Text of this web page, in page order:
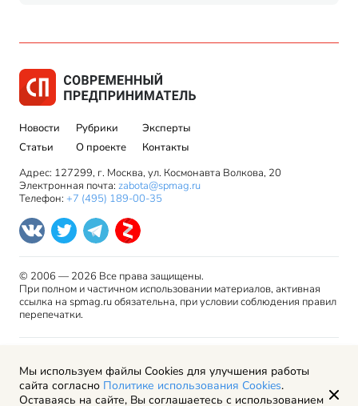
Новости
Статьи
Рубрики
О проекте
Эксперты
Контакты
Адрес: 127299, г. Москва, ул. Космонавта Волкова, 20
Электронная почта: zabota@spmag.ru
Телефон: +7 (495) 189-00-35
© 2006 — 2026 Все права защищены.
При полном и частичном использовании материалов, активная
ссылка на spmag.ru обязательна, при условии соблюдения правил
перепечатки.
права
Пользовательское соглашение
Политика обработки персональных данных
Мы используем файлы Cookies для улучшения работы
сайта согласно Политике использования Cookies.
Оставаясь на сайте, Вы соглашаетесь с использованием